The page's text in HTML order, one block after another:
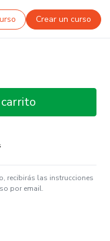
Crear un curso
recibirás las instrucciones
por email.